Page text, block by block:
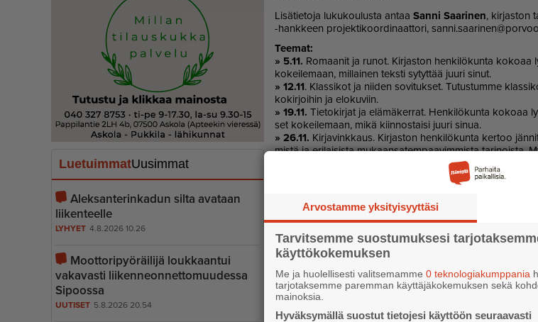
LuetuimmatUusimmat
Aleksanterinkadun silta avataan
liikenteelle
LYHYET 4.8.2026 10.26
Moottoripyöräilijä loukkaantui
vakavasti liiken­ne­on­net­to­muudessa
Sipoossa
UUTISET 5.8.2026 20.54
Li­sä­tie­to­ja lu­ku­kou­lus­ta an­taa San­ni Saa­ri­nen, kir­jas­ton
-hank­keen pro­jek­ti­koor­di­naat­to­ri,
Tee­mat:
» 5.11. Ro­maa­nit ja ru­not. Kir­jas­ton hen­ki­lö­kun­ta ko­ko­aa
ko­kei­le­maan, mil­lai­nen teks­ti sy­tyt­tää juu­ri si­nut.
» 12.11. Klas­si­kot ja nii­den so­vi­tuk­set. Tu­tus­tum­me
ko­kir­joi­hin ja elo­ku­viin.
» 19.11. Tie­to­kir­jat ja elä­mä­ker­rat. Hen­ki­lö­kun­ta ko­ko­aa
set ko­kei­le­maan, mikä kiin­nos­tai­si juu­ri si­nua.
» 26.11. Kir­ja­vink­kaus. Kir­jas­ton hen­ki­lö­kun­ta ker­too
mis­tä ja eri­lai­sis­ta mu­kaan­sa­tem­paa­vim­mis­ta ta­ri­nois­ta.
Arvostamme yksityisyyttäsi
Tarvitsemme suostumuksesi
käyttökokemuksen
Me ja huolellisesti valitsemamme 0 teknologiakumppania
tarjotaksemme paremman käyttäjäkokemuksen sekä
mainoksia.
Hyväksymällä suostut tietojesi käyttöön seuraavasti